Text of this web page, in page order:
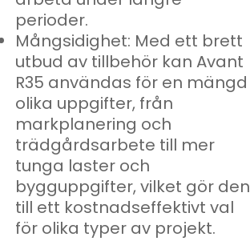
perioder.
Mångsidighet: Med ett brett
utbud av tillbehör kan Avant
R35 användas för en mängd
olika uppgifter, från
markplanering och
trädgårdsarbete till mer
tunga laster och
bygguppgifter, vilket gör den
till ett kostnadseffektivt val
för olika typer av projekt.